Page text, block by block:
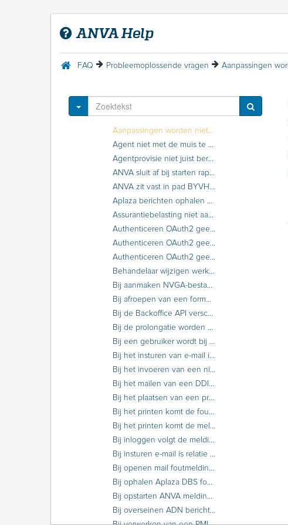
ANVA Help
FAQ Probleemoplossende vragen
Toggle Dropdown
Instructievragen
Probleemoplossende vragen
Agent niet met de muis te selecteren bij debiteurenbewaking per agentencategorie
Agentprovisie niet juist berekend bij toevoegen agent in boeking
ANVA sluit af bij starten rapportage via FHORK
ANVA zit vast in pad BYVH, BYCH of BYKH
Aplaza berichten ophalen geeft foutmelding '3000 Fout tijdens het uitvoeren van de communicatie met de webservice'
Assurantiebelasting niet aan te passen in dekking
Authenticeren OAuth2 geeft foutmelding ‘Internal Server Error’
Authenticeren OAuth2 geeft foutmelding ‘Specified tenant identifier 'lang nummer' is neither a valid DNS name, nor a valid external domain’
Authenticeren OAuth2 geeft foutmelding 'Application with identifier 'lang nummer' was not found in the directory 'tenant'
Behandelaar wijzigen werklijstitem DDi lukt niet
Bij aanmaken NVGA-bestand foutmelding ‘De tabel branche-dekkingscombinatie gekoppeld aan de maatschappijcodes is niet volledig’ bij verdeelmaatschappij.
Bij afroepen van een formulier is de bouwsteen niet te muteren
Bij de Backoffice API verschijnt er een time-out bij de afhandeling van een XML-bericht
Bij de prolongatie worden polissen niet-prolongerend
Bij een gebruiker wordt bij ieder label de codetabel getoond
Bij het insturen van e-mail is het segment niet te kiezen in de Outlook add-in
Bij het invoeren van een nieuwe relatie melding 'er is geen kantoor ingeregeld voor deze agent'
Bij het mailen van een DDI-document komt de foutmelding ‘404 Documentinformatie kon niet worden gevonden’
Bij het plaatsen van een printerinstelling in een formulier komt de melding ‘…moet minimaal 4 posities vrije ruimte ….’
Bij het printen komt de foutmelding ‘PI0005 werd aangeroepen functie2 zonder functie1’
Bij het printen komt de melding met foutcode 3000 op bestand ‘-P lp -s -dlpQueuenaam’
Bij inloggen volgt de melding 'account is geblokkeerd'
Bij insturen e-mail is relatie niet op naam te vinden, wel op relatienummer
Bij openen mail foutmelding 'Error 800 java.lang.reflect.invocationTargetException'
Bij ophalen Aplaza DBS foutmelding ‘Fout tijdens het uitvoeren van de communicatie met de webservice’
Bij opstarten ANVA melding ‘communicatie met de ABS is niet mogelijk, koppeling pad BYSI: APLAZA’
Bij overseinen ADN berichten komt een foutmelding met ‘Reject.rcv’